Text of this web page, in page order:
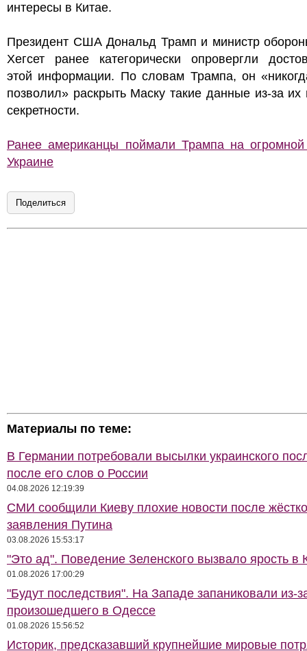
интересы в Китае.
Президент США Дональд Трамп и министр
Хегсет ранее категорически опровергли
этой информации. По словам Трампа, он
позволил» раскрыть Маску такие данные из-за их
секретности.
Ранее американцы поймали Трампа на
Украине
Поделиться
Материалы по теме:
В Германии потребовали высылки украинского
после его слов о России
04.08.2026 12:19:39
СМИ сообщили Киеву плохие новости после
заявления Путина
03.08.2026 15:53:17
"Это ад". Поведение Зеленского вызвало ярость в
01.08.2026 17:00:29
"Будут последствия". На Западе запаниковали из-
произошедшего в Одессе
01.08.2026 15:56:52
Историк, предсказавший крупнейшие мировые